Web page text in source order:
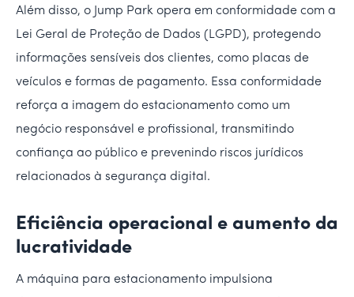
Além disso, o Jump Park opera em conformidade com a
Lei Geral de Proteção de Dados (LGPD), protegendo
informações sensíveis dos clientes, como placas de
veículos e formas de pagamento. Essa conformidade
reforça a imagem do estacionamento como um
negócio responsável e profissional, transmitindo
confiança ao público e prevenindo riscos jurídicos
relacionados à segurança digital.
Eficiência operacional e aumento da
lucratividade
A máquina para estacionamento impulsiona